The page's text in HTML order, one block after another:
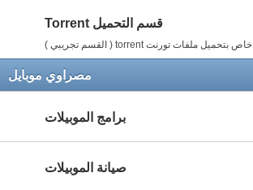
قسم التحميل Torrent
خاص بتحميل ملفات تورنت torrent ( القسم تجريبي )
مصراوي موبايل
برامج الموبيلات
صيانة الموبيلات